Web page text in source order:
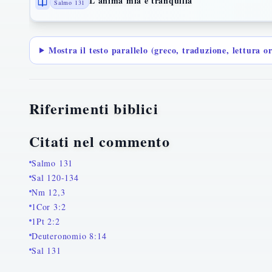
Salmo 131
Mostra il testo parallelo (greco, traduzione, lettura
Riferimenti biblici
Citati nel commento
Salmo 131
Sal 120-134
Nm 12,3
1Cor 3:2
1Pt 2:2
Deuteronomio 8:14
Sal 131